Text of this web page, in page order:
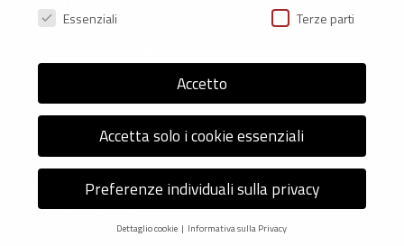
© 2026 Nexus ER - Tutti i diritti riservati - Codice fiscale:
92036270376 -Informativa sui CookieePrivacy Policy
Credits: Next-Data
Preferenze Privacy
Essenziali Terze parti
Accetto
Accetta solo i cookie essenziali
Preferenze individuali sulla privacy
Dettaglio cookie Informativa sulla Privacy